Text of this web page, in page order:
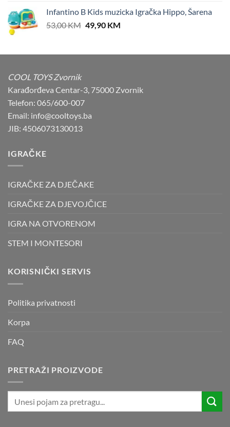
was:
35,90 KM.
is:
29,90 KM.
Infantino B Kids muzicka Igračka Hippo, Šarena
53,00KM Original
53,00 KM.
49,90 KMCurrent
49,90 KM.
COOL TOYS Zvornik
Karađorđeva Centar-3, 75000 Zvornik
Telefon: 065/600-007
Email: info@cooltoys.ba
JIB: 4506073130013
IGRAČKE
IGRAČKE ZA DJEČAKE
IGRAČKE ZA DJEVOJČICE
IGRA NA OTVORENOM
STEM I MONTESORI
KORISNIČKI SERVIS
Politika privatnosti
Korpa
FAQ
PRETRAŽI PROIZVODE